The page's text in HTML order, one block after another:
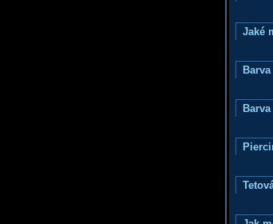
Jaké